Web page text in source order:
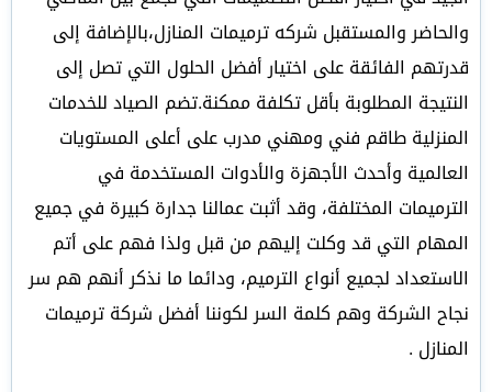
والحاضر والمستقبل شركه ترميمات المنازل،بالإضافة إلى
قدرتهم الفائقة على اختيار أفضل الحلول التي تصل إلى
النتيجة المطلوبة بأقل تكلفة ممكنة.تضم الصياد للخدمات
المنزلية طاقم فني ومهني مدرب على أعلى المستويات
العالمية وأحدث الأجهزة والأدوات المستخدمة في
الترميمات المختلفة، وقد أثبت عمالنا جدارة كبيرة في جميع
المهام التي قد وكلت إليهم من قبل ولذا فهم على أتم
الاستعداد لجميع أنواع الترميم، ودائما ما نذكر أنهم هم سر
نجاح الشركة وهم كلمة السر لكوننا أفضل شركة ترميمات
المنازل .